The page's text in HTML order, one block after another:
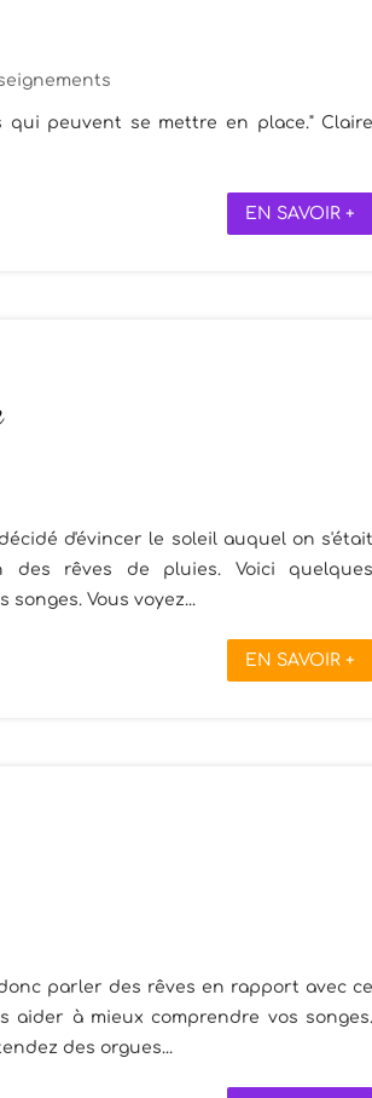
peuvent se mettre en place."
EN SAVOIR +
d'évincer le soleil auquel on
rêves de pluies. Voici
Vous voyez...
EN SAVOIR +
parler des rêves en rapport avec
à mieux comprendre vos
des orgues...